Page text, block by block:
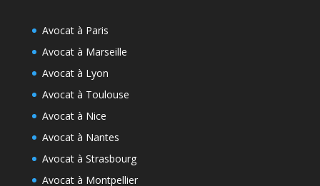
Avocat à Paris
Avocat à Marseille
Avocat à Lyon
Avocat à Toulouse
Avocat à Nice
Avocat à Nantes
Avocat à Strasbourg
Avocat à Montpellier